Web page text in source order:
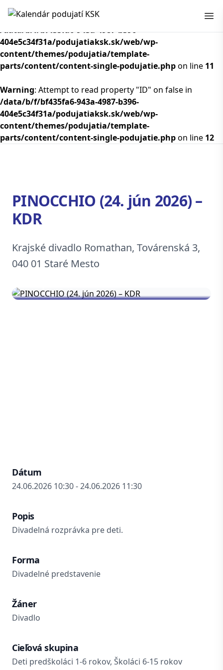
Kalendár podujatí KSK
Warning: Attempt to read property "ID" on false in
/data/b/f/bf435fa6-943a-4987-b396-
404e5c34f31a/podujatiaksk.sk/web/wp-
content/themes/podujatia/template-
parts/content/content-single-podujatie.phpon line 11
Warning: Attempt to read property "ID" on false in
/data/b/f/bf435fa6-943a-4987-b396-
404e5c34f31a/podujatiaksk.sk/web/wp-
content/themes/podujatia/template-
parts/content/content-single-podujatie.phpon line 12
PINOCCHIO (24. jún 2026) –
KDR
Krajské divadlo Romathan, Továrenská 3,
040 01 Staré Mesto
Dátum
24.06.2026 10:30 - 24.06.2026 11:30
Popis
Divadelná rozprávka pre deti.
Forma
Divadelné predstavenie
Žáner
Divadlo
Cieľová skupina
Deti predškoláci 1-6 rokov, Školáci 6-15 rokov